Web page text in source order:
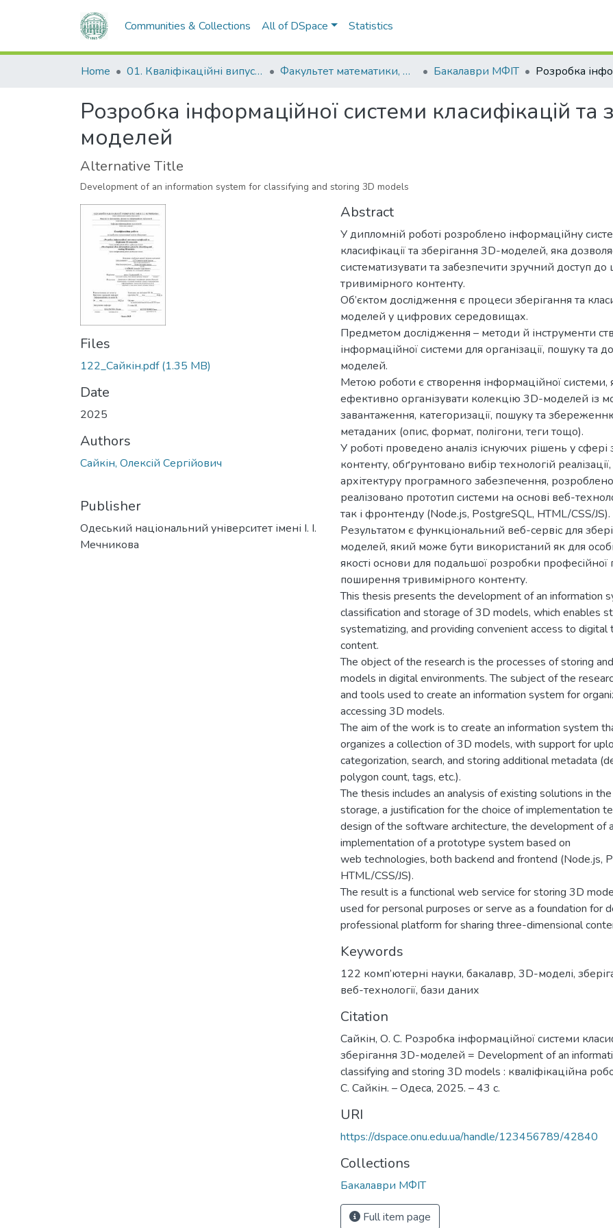
Communities & Collections All of DSpace Statistics
Home 01. Кваліфікаційні випускні роботи здобувачів вищої освіти Факультет математики, фізики та інформаційних технологій Бакалаври МФІТ
Розробка інформаційної системи класифікацій та
моделей
Alternative Title
Development of an information system for classifying and storing 3D models
Files
122_Сайкін.pdf(1.35 MB)
Date
2025
Authors
Сайкін, Олексій Сергійович
Publisher
Одеський національний університет імені І. І.
Мечникова
Abstract
У дипломній роботі розроблено інформаційну
класифікації та зберігання 3D-моделей, яка
систематизувати та забезпечити зручний доступ
тривимірного контенту.
Об’єктом дослідження є процеси зберігання та
моделей у цифрових середовищах.
Предметом дослідження – методи й інструменти
інформаційної системи для організації, пошуку та
моделей.
Метою роботи є створення інформаційної системи,
ефективно організувати колекцію 3D-моделей із
завантаження, категоризації, пошуку та
метаданих (опис, формат, полігони, теги тощо).
У роботі проведено аналіз існуючих рішень у сфері
контенту, обґрунтовано вибір технологій
архітектуру програмного забезпечення,
реалізовано прототип системи на основі веб-
так і фронтенду (Node.js, PostgreSQL, HTML/CSS/JS).
Результатом є функціональний веб-сервіс для
моделей, який може бути використаний як для
якості основи для подальшої розробки
поширення тривимірного контенту.
This thesis presents the development of an information
classification and storage of 3D models, which enables
systematizing, and providing convenient access to
content.
The object of the research is the processes of storing
models in digital environments. The subject of the
and tools used to create an information system for
accessing 3D models.
The aim of the work is to create an information system
organizes a collection of 3D models, with support for
categorization, search, and storing additional metadata
polygon count, tags, etc.).
The thesis includes an analysis of existing solutions in
storage, a justification for the choice of implementation
design of the software architecture, the development of
implementation of a prototype system based on
web technologies, both backend and frontend (Node.js,
HTML/CSS/JS).
The result is a functional web service for storing 3D
used for personal purposes or serve as a foundation for
professional platform for sharing three-dimensional
Keywords
122 комп’ютерні науки, бакалавр, 3D-моделі,
веб-технології, бази даних
Citation
Сайкін, О. С. Розробка інформаційної системи
зберігання 3D-моделей = Development of an
classifying and storing 3D models : кваліфікаційна
С. Сайкін. – Одеса, 2025. – 43 с.
URI
https://dspace.onu.edu.ua/handle/123456789/42840
Collections
Бакалаври МФІТ
Full item page